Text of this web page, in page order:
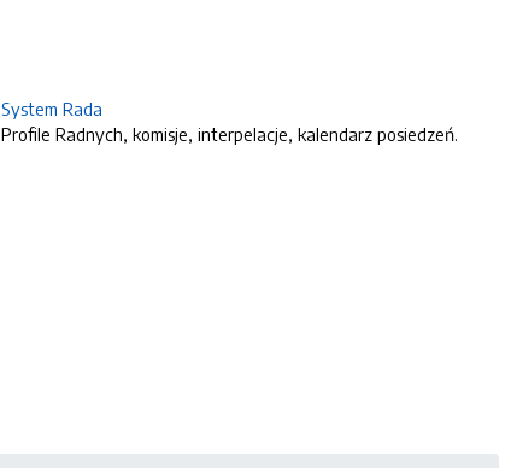
System Rada
Profile Radnych, komisje, interpelacje, kalendarz posiedzeń.